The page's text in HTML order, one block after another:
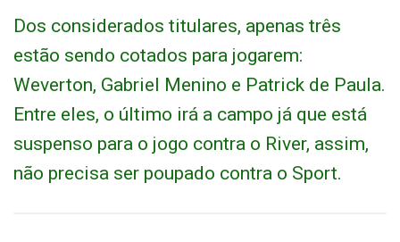
Dos considerados titulares, apenas três
estão sendo cotados para jogarem:
Weverton, Gabriel Menino e Patrick de Paula.
Entre eles, o último irá a campo já que está
suspenso para o jogo contra o River, assim,
não precisa ser poupado contra o Sport.